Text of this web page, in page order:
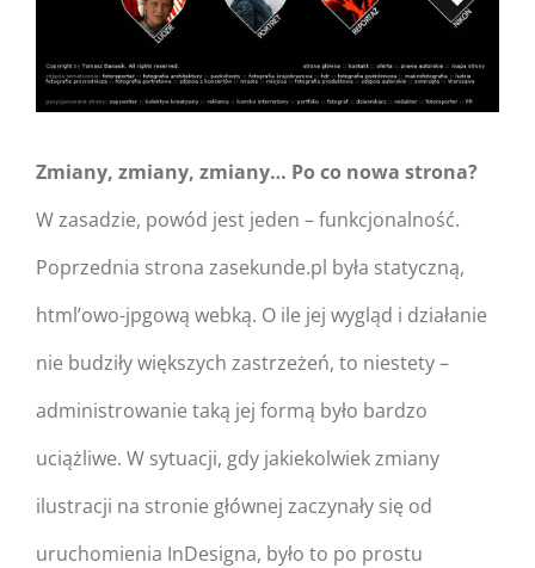
Zmiany, zmiany, zmiany… Po co nowa strona?
W zasadzie, powód jest jeden – funkcjonalność.
Poprzednia strona zasekunde.pl była statyczną,
html’owo-jpgową webką. O ile jej wygląd i działanie
nie budziły większych zastrzeżeń, to niestety –
administrowanie taką jej formą było bardzo
uciążliwe. W sytuacji, gdy jakiekolwiek zmiany
ilustracji na stronie głównej zaczynały się od
uruchomienia InDesigna, było to po prostu